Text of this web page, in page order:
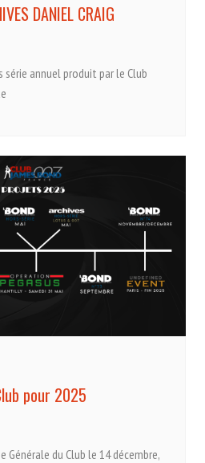
DANIEL CRAIG
série annuel produit par le Club
pour 2025
Générale du Club le 14 décembre,